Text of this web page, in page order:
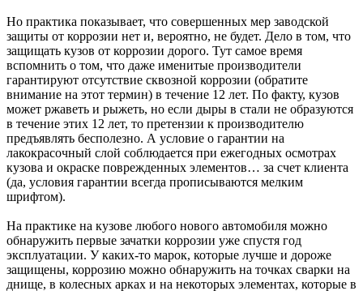
Но практика показывает, что совершенных мер заводской
защиты от коррозии нет и, вероятно, не будет. Дело в том, что
защищать кузов от коррозии дорого. Тут самое время
вспомнить о том, что даже именитые производители
гарантируют отсутствие сквозной коррозии (обратите
внимание на этот термин) в течение 12 лет. По факту, кузов
может ржаветь и рыжеть, но если дыры в стали не образуются
в течение этих 12 лет, то претензии к производителю
предъявлять бесполезно. А условие о гарантии на
лакокрасочный слой соблюдается при ежегодных осмотрах
кузова и окраске поврежденных элементов… за счет клиента
(да, условия гарантии всегда прописываются мелким
шрифтом).
На практике на кузове любого нового автомобиля можно
обнаружить первые зачатки коррозии уже спустя год
эксплуатации. У каких-то марок, которые лучше и дороже
защищены, коррозию можно обнаружить на точках сварки на
днище, в колесных арках и на некоторых элементах, которые в